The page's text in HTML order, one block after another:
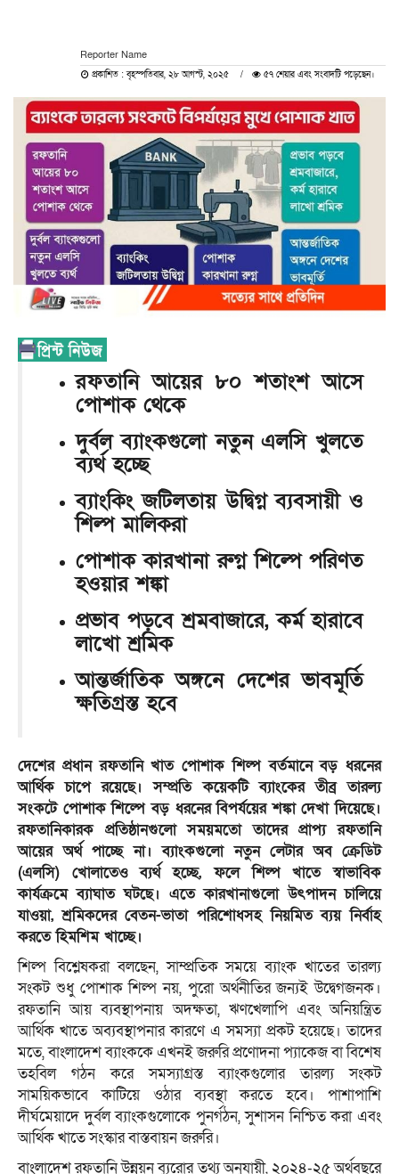
Reporter Name
প্রকাশিত : বৃহস্পতিবার, ২৮ আগস্ট, ২০২৫ ৫৭ শেয়ার এবং সংবাদটি পড়েছেন।
রফতানি আয়ের ৮০ শতাংশ আসে
পোশাক থেকে
দুর্বল ব্যাংকগুলো নতুন এলসি খুলতে
ব্যর্থ হচ্ছে
ব্যাংকিং জটিলতায় উদ্বিগ্ন ব্যবসায়ী ও
শিল্প মালিকরা
পোশাক কারখানা রুগ্ন শিল্পে পরিণত
হওয়ার শঙ্কা
প্রভাব পড়বে শ্রমবাজারে, কর্ম হারাবে
লাখো শ্রমিক
আন্তর্জাতিক অঙ্গনে দেশের ভাবমূর্তি
ক্ষতিগ্রস্ত হবে
দেশের প্রধান রফতানি খাত পোশাক শিল্প বর্তমানে বড় ধরনের
আর্থিক চাপে রয়েছে। সম্প্রতি কয়েকটি ব্যাংকের তীব্র তারল্য
সংকটে পোশাক শিল্পে বড় ধরনের বিপর্যয়ের শঙ্কা দেখা দিয়েছে।
রফতানিকারক প্রতিষ্ঠানগুলো সময়মতো তাদের প্রাপ্য রফতানি
আয়ের অর্থ পাচ্ছে না। ব্যাংকগুলো নতুন লেটার অব ক্রেডিট
(এলসি) খোলাতেও ব্যর্থ হচ্ছে, ফলে শিল্প খাতে স্বাভাবিক
কার্যক্রমে ব্যাঘাত ঘটছে। এতে কারখানাগুলো উৎপাদন চালিয়ে
যাওয়া, শ্রমিকদের বেতন-ভাতা পরিশোধসহ নিয়মিত ব্যয় নির্বাহ
করতে হিমশিম খাচ্ছে।
শিল্প বিশ্লেষকরা বলছেন, সাম্প্রতিক সময়ে ব্যাংক খাতের তারল্য
সংকট শুধু পোশাক শিল্প নয়, পুরো অর্থনীতির জন্যই উদ্বেগজনক।
রফতানি আয় ব্যবস্থাপনায় অদক্ষতা, ঋণখেলাপি এবং অনিয়ন্ত্রিত
আর্থিক খাতে অব্যবস্থাপনার কারণে এ সমস্যা প্রকট হয়েছে। তাদের
মতে, বাংলাদেশ ব্যাংককে এখনই জরুরি প্রণোদনা প্যাকেজ বা বিশেষ
তহবিল গঠন করে সমস্যাগ্রস্ত ব্যাংকগুলোর তারল্য সংকট
সাময়িকভাবে কাটিয়ে ওঠার ব্যবস্থা করতে হবে। পাশাপাশি
দীর্ঘমেয়াদে দুর্বল ব্যাংকগুলোকে পুনর্গঠন, সুশাসন নিশ্চিত করা এবং
আর্থিক খাতে সংস্কার বাস্তবায়ন জরুরি।
বাংলাদেশ রফতানি উন্নয়ন ব্যুরোর তথ্য অনুযায়ী, ২০২৪-২৫ অর্থবছরে